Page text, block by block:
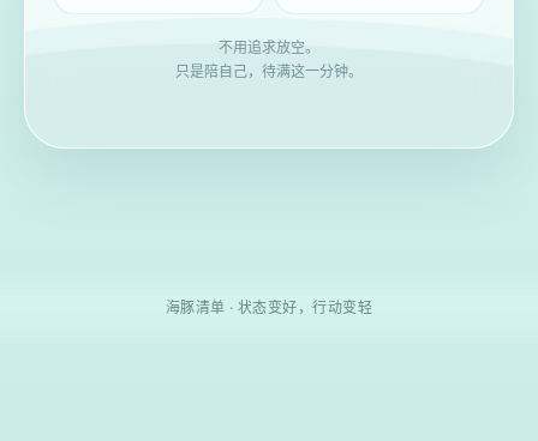
不用追求放空。
只是陪自己，待满这一分钟。
海豚清单 · 状态变好，行动变轻